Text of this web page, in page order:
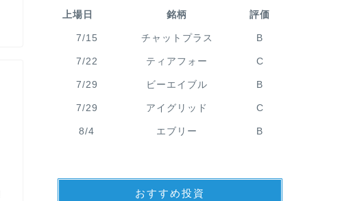
上場日 銘柄 評価
7/15 チャットプラス B
7/22 ティアフォー C
7/29 ビーエイブル B
7/29 アイグリッド C
8/4 エブリー B
おすすめ投資